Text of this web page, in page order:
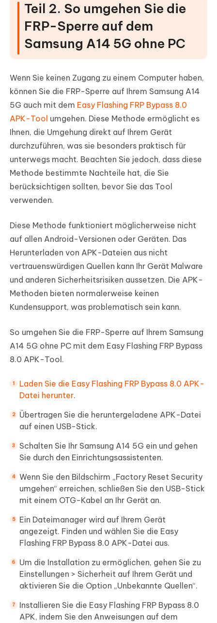
Teil 2. So umgehen Sie die
FRP-Sperre auf dem
Samsung A14 5G ohne PC
Wenn Sie keinen Zugang zu einem Computer haben,
können Sie die FRP-Sperre auf Ihrem Samsung A14
5G auch mit dem Easy Flashing FRP Bypass 8.0
APK-Tool umgehen. Diese Methode ermöglicht es
Ihnen, die Umgehung direkt auf Ihrem Gerät
durchzuführen, was sie besonders praktisch für
unterwegs macht. Beachten Sie jedoch, dass diese
Methode bestimmte Nachteile hat, die Sie
berücksichtigen sollten, bevor Sie das Tool
verwenden.
Diese Methode funktioniert möglicherweise nicht
auf allen Android-Versionen oder Geräten. Das
Herunterladen von APK-Dateien aus nicht
vertrauenswürdigen Quellen kann Ihr Gerät Malware
und anderen Sicherheitsrisiken aussetzen. Die APK-
Methoden bieten normalerweise keinen
Kundensupport, was problematisch sein kann.
So umgehen Sie die FRP-Sperre auf Ihrem Samsung
A14 5G ohne PC mit dem Easy Flashing FRP Bypass
8.0 APK-Tool.
Laden Sie die Easy Flashing FRP Bypass 8.0 APK-
Datei herunter.
Übertragen Sie die heruntergeladene APK-Datei
auf einen USB-Stick.
Schalten Sie Ihr Samsung A14 5G ein und gehen
Sie durch den Einrichtungsassistenten.
Wenn Sie den Bildschirm „Factory Reset Security
umgehen“ erreichen, schließen Sie den USB-Stick
mit einem OTG-Kabel an Ihr Gerät an.
Ein Dateimanager wird auf Ihrem Gerät
angezeigt. Finden und wählen Sie die Easy
Flashing FRP Bypass 8.0 APK-Datei aus.
Um die Installation zu ermöglichen, gehen Sie zu
Einstellungen > Sicherheit auf Ihrem Gerät und
aktivieren Sie die Option „Unbekannte Quellen“.
Installieren Sie die Easy Flashing FRP Bypass 8.0
APK, indem Sie den Anweisungen auf dem